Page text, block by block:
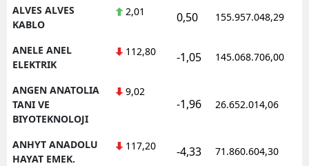
ALVES ALVES
KABLO
2,01 0,50 155.957.048,29
ANELE ANEL
ELEKTRIK
112,80 -1,05 145.068.706,00
ANGEN ANATOLIA
TANI VE
BIYOTEKNOLOJI
9,02
-1,96 26.652.014,06
ANHYT ANADOLU
HAYAT EMEK.
117,20 -4,33 71.860.604,30